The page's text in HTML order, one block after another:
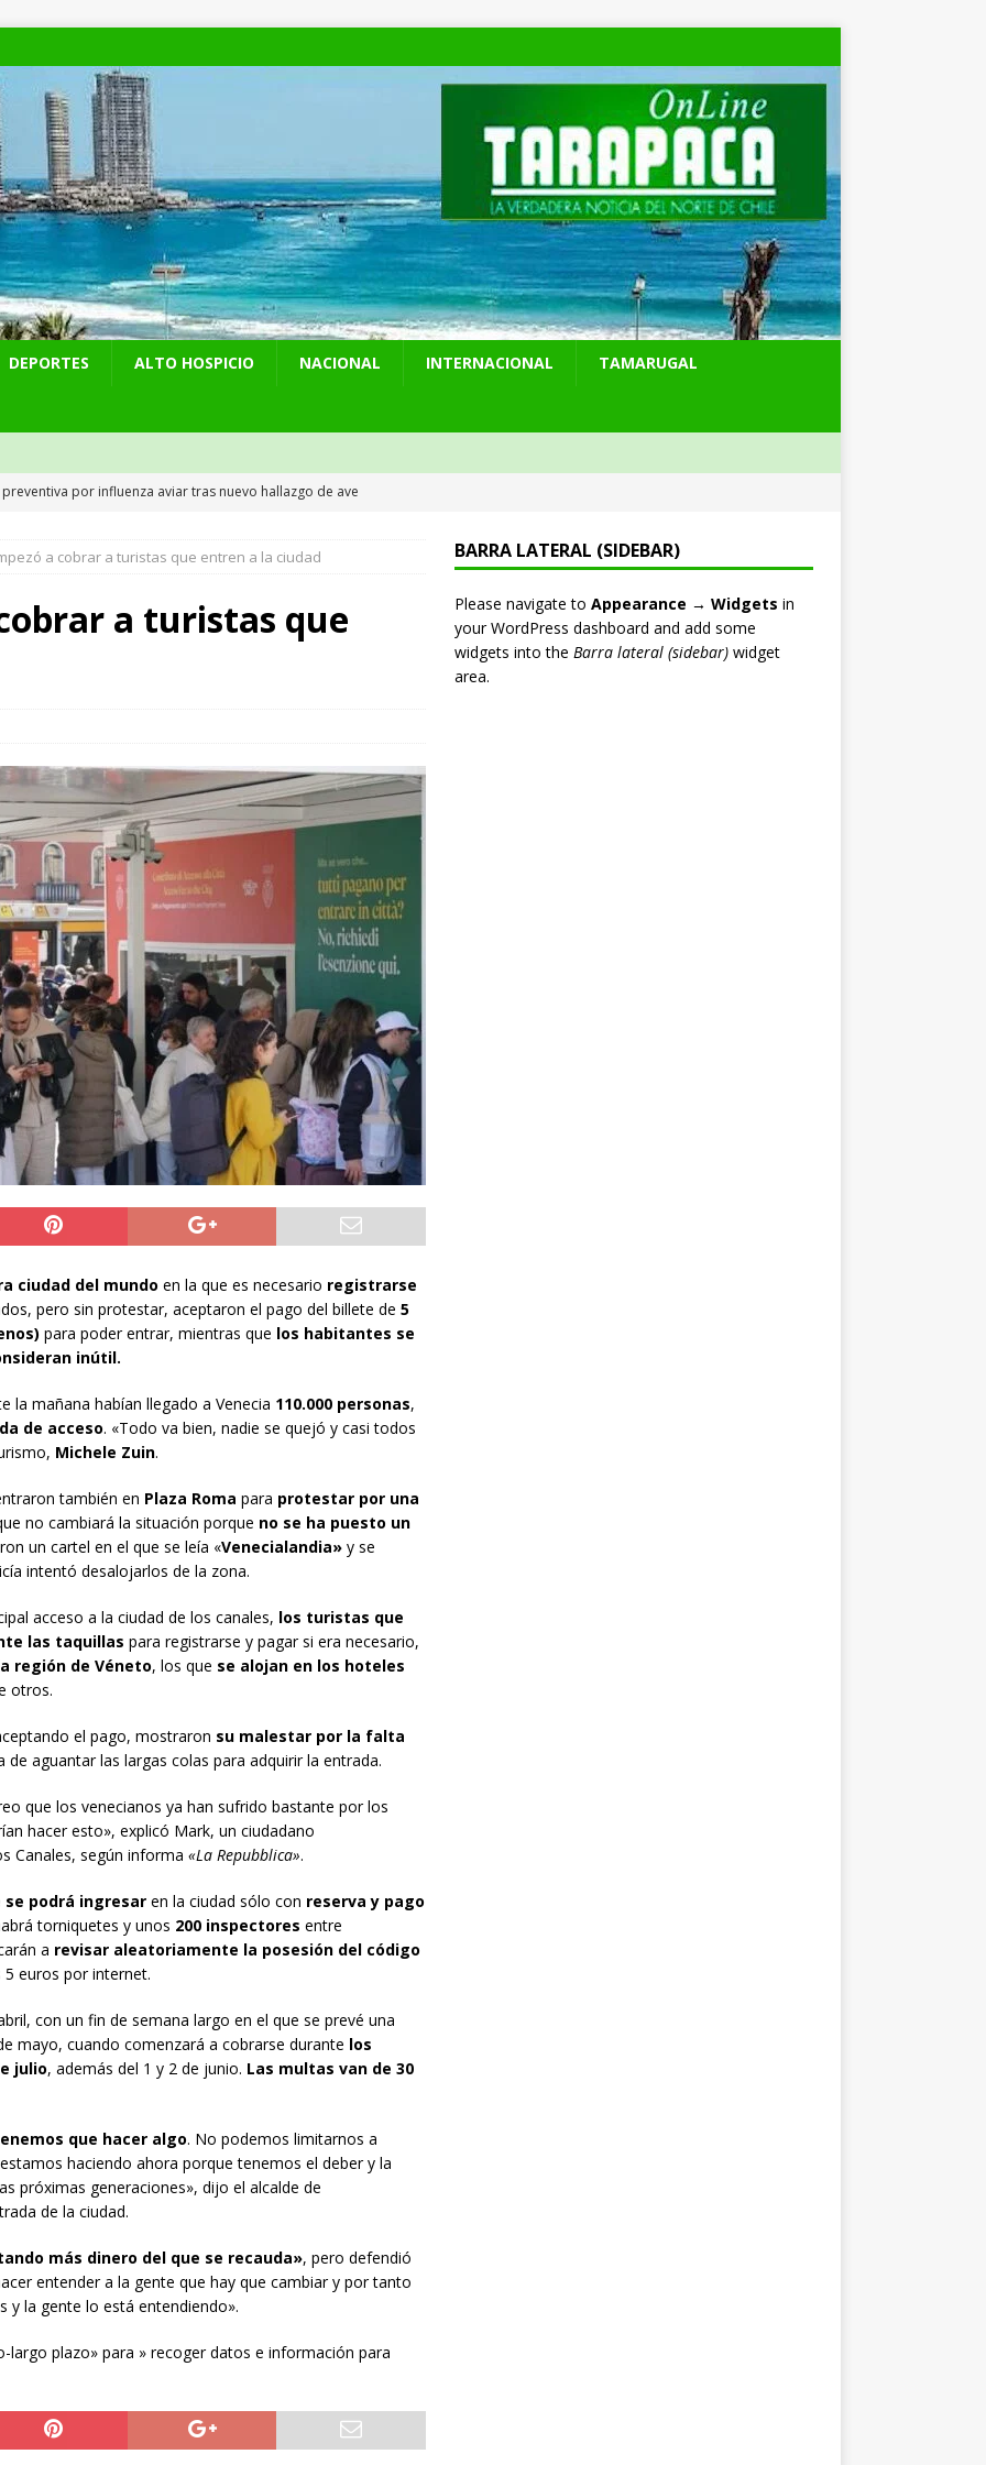
DEPORTES ALTO HOSPICIO NACIONAL INTERNACIONAL TAMARUGAL
por influenza aviar tras nuevo hallazgo de ave
detiene a pareja por microtráfico en el centro de Iquique
millonarios en el Gobierno: 46 funcionarios de
igual o más que el presidente Kast
becados se les pago los estudios en el extranjero y nunca
del Gobierno que busca facilitar el ingreso a Carabineros
NACIONAL
sanción diplomática: Brasil no repondrá a su embajador y
por los insultos de Milei a Lula
INTERNACIONAL
Álvaro Jofre alerta por el futuro del Casino Municipal de
Municipal aprueba proyecto para mejorar el alumbrado
ALTO HOSPICIO
León XIV viajará a Uruguay, Argentina y Perú del 6 al 17 de
a cobrar a turistas que entren a la ciudad
a turistas que
ciudad del mundo en la que es necesario registrarse
pero sin protestar, aceptaron el pago del billete de 5
para poder entrar, mientras que los habitantes se
inútil.
la mañana habían llegado a Venecia 110.000 personas,
de acceso. «Todo va bien, nadie se quejó y casi todos
Michele Zuin.
también en Plaza Roma para protestar por una
no cambiará la situación porque no se ha puesto un
un cartel en el que se leía «Venecialandia» y se
intentó desalojarlos de la zona.
acceso a la ciudad de los canales, los turistas que
las taquillas para registrarse y pagar si era necesario,
región de Véneto, los que se alojan en los hoteles
otros.
el pago, mostraron su malestar por la falta
de aguantar las largas colas para adquirir la entrada.
que los venecianos ya han sufrido bastante por los
hacer esto», explicó Mark, un ciudadano
Canales, según informa «La Repubblica».
se podrá ingresar en la ciudad sólo con reserva y pago
torniquetes y unos 200 inspectores entre
a revisar aleatoriamente la posesión del código
euros por internet.
con un fin de semana largo en el que se prevé una
mayo, cuando comenzará a cobrarse durante los
julio, además del 1 y 2 de junio. Las multas van de 30
que hacer algo. No podemos limitarnos a
haciendo ahora porque tenemos el deber y la
próximas generaciones», dijo el alcalde de
de la ciudad.
más dinero del que se recauda», pero defendió
entender a la gente que hay que cambiar y por tanto
y la gente lo está entendiendo».
largo plazo» para » recoger datos e información para
BARRA LATERAL (SIDEBAR)
Please navigate to Appearance → Widgets in
your WordPress dashboard and add some
widgets into the Barra lateral (sidebar)widget
area.